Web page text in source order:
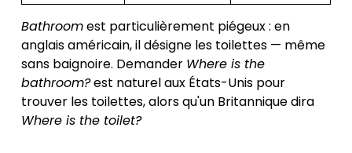
Bathroomest particulièrement piégeux : en
anglais américain, il désigne les toilettes — même
sans baignoire. Demander Where is the
bathroom?est naturel aux États-Unis pour
trouver les toilettes, alors qu'un Britannique dira
Where is the toilet?